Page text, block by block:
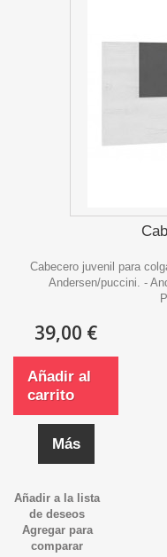
Cabecero juvenil para
Andersen/puccini. -
39,00 €
Añadir al
carrito
Más
Añadir a la lista
de deseos
Agregar para
comparar